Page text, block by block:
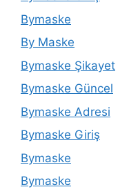
Bymaske
By Maske
Bymaske Şikayet
Bymaske Güncel
Bymaske Adresi
Bymaske Giriş
Bymaske
Bymaske